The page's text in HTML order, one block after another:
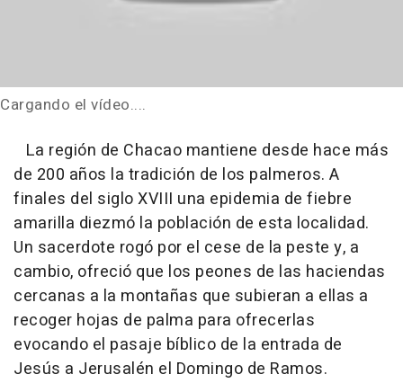
Cargando el vídeo....
La región de Chacao mantiene desde hace más
de 200 años la tradición de los palmeros. A
finales del siglo XVIII una epidemia de fiebre
amarilla diezmó la población de esta localidad.
Un sacerdote rogó por el cese de la peste y, a
cambio, ofreció que los peones de las haciendas
cercanas a la montañas que subieran a ellas a
recoger hojas de palma para ofrecerlas
evocando el pasaje bíblico de la entrada de
Jesús a Jerusalén el Domingo de Ramos.